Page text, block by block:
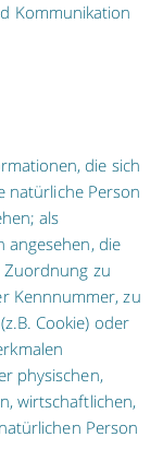
Kommunikation
die sich
natürliche Person
als
angesehen, die
Zuordnung zu
Kennnummer, zu
Cookie) oder
physischen,
wirtschaftlichen,
Person